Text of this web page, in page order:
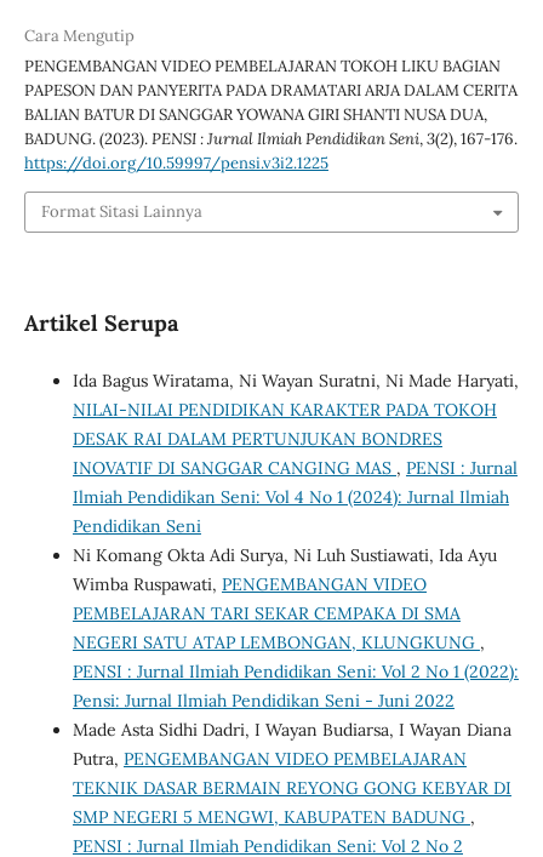
Cara Mengutip
PENGEMBANGAN VIDEO PEMBELAJARAN TOKOH LIKU BAGIAN
PAPESON DAN PANYERITA PADA DRAMATARI ARJA DALAM CERITA
BALIAN BATUR DI SANGGAR YOWANA GIRI SHANTI NUSA DUA,
BADUNG. (2023).PENSI : Jurnal Ilmiah Pendidikan Seni,3(2), 167-176.
https://doi.org/10.59997/pensi.v3i2.1225
Format Sitasi Lainnya
Artikel Serupa
Ida Bagus Wiratama, Ni Wayan Suratni, Ni Made Haryati,
NILAI-NILAI PENDIDIKAN KARAKTER PADA TOKOH
DESAK RAI DALAM PERTUNJUKAN BONDRES
INOVATIF DI SANGGAR CANGING MAS , PENSI : Jurnal
Ilmiah Pendidikan Seni: Vol 4 No 1 (2024): Jurnal Ilmiah
Pendidikan Seni
Ni Komang Okta Adi Surya, Ni Luh Sustiawati, Ida Ayu
Wimba Ruspawati, PENGEMBANGAN VIDEO
PEMBELAJARAN TARI SEKAR CEMPAKA DI SMA
NEGERI SATU ATAP LEMBONGAN, KLUNGKUNG ,
PENSI : Jurnal Ilmiah Pendidikan Seni: Vol 2 No 1 (2022):
Pensi: Jurnal Ilmiah Pendidikan Seni - Juni 2022
Made Asta Sidhi Dadri, I Wayan Budiarsa, I Wayan Diana
Putra, PENGEMBANGAN VIDEO PEMBELAJARAN
TEKNIK DASAR BERMAIN REYONG GONG KEBYAR DI
SMP NEGERI 5 MENGWI, KABUPATEN BADUNG ,
PENSI : Jurnal Ilmiah Pendidikan Seni: Vol 2 No 2